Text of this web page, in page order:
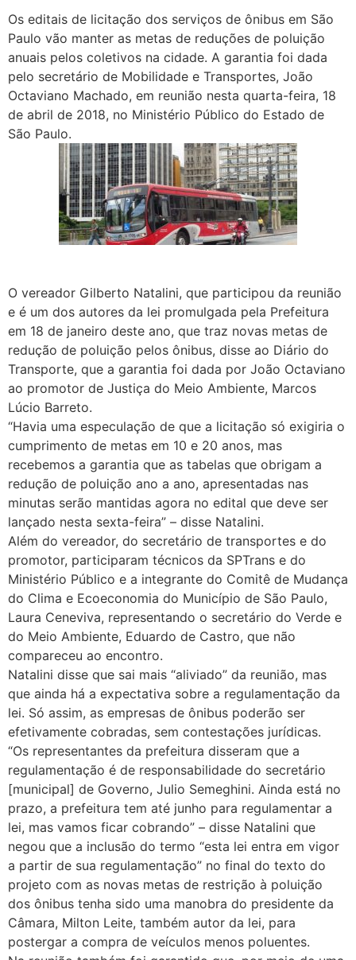
Os editais de licitação dos serviços de ônibus em São
Paulo vão manter as metas de reduções de poluição
anuais pelos coletivos na cidade. A garantia foi dada
pelo secretário de Mobilidade e Transportes, João
Octaviano Machado, em reunião nesta quarta-feira, 18
de abril de 2018, no Ministério Público do Estado de
São Paulo.
O vereador Gilberto Natalini, que participou da reunião
e é um dos autores da lei promulgada pela Prefeitura
em 18 de janeiro deste ano, que traz novas metas de
redução de poluição pelos ônibus, disse ao Diário do
Transporte, que a garantia foi dada por João Octaviano
ao promotor de Justiça do Meio Ambiente, Marcos
Lúcio Barreto.
“Havia uma especulação de que a licitação só exigiria o
cumprimento de metas em 10 e 20 anos, mas
recebemos a garantia que as tabelas que obrigam a
redução de poluição ano a ano, apresentadas nas
minutas serão mantidas agora no edital que deve ser
lançado nesta sexta-feira” – disse Natalini.
Além do vereador, do secretário de transportes e do
promotor, participaram técnicos da SPTrans e do
Ministério Público e a integrante do Comitê de Mudança
do Clima e Ecoeconomia do Município de São Paulo,
Laura Ceneviva, representando o secretário do Verde e
do Meio Ambiente, Eduardo de Castro, que não
compareceu ao encontro.
Natalini disse que sai mais “aliviado” da reunião, mas
que ainda há a expectativa sobre a regulamentação da
lei. Só assim, as empresas de ônibus poderão ser
efetivamente cobradas, sem contestações jurídicas.
“Os representantes da prefeitura disseram que a
regulamentação é de responsabilidade do secretário
[municipal] de Governo, Julio Semeghini. Ainda está no
prazo, a prefeitura tem até junho para regulamentar a
lei, mas vamos ficar cobrando” – disse Natalini que
negou que a inclusão do termo “esta lei entra em vigor
a partir de sua regulamentação” no final do texto do
projeto com as novas metas de restrição à poluição
dos ônibus tenha sido uma manobra do presidente da
Câmara, Milton Leite, também autor da lei, para
postergar a compra de veículos menos poluentes.